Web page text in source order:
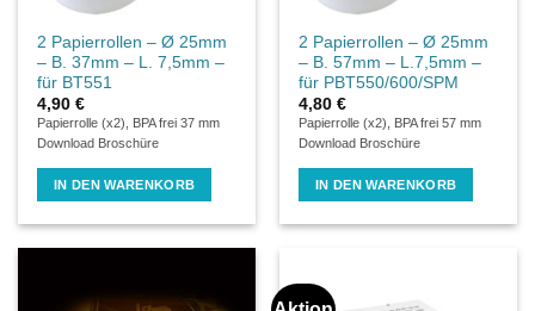
2 Papierrollen – Ø 25mm
– B. 37mm – L. 7,5mm –
für BT551
4,90€
Papierrolle (x2), BPA frei 37 mm
Download Broschüre
IN DEN WARENKORB
2 Papierrollen – Ø 25mm
– B. 57mm – L.7,5mm –
für PBT550/600/SPM
4,80€
Papierrolle (x2), BPA frei 57 mm
Download Broschüre
IN DEN WARENKORB